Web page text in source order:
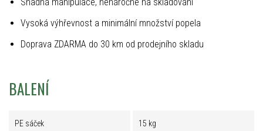
Vysoká výhřevnost a minimální množství popela
Doprava ZDARMA do 30 km od prodejního skladu
BALENÍ
PE sáček 15 kg